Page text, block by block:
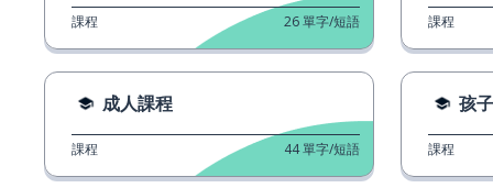
課程 26單字/短語
成人課程
課程 44單字/短語
課程
孩
課程